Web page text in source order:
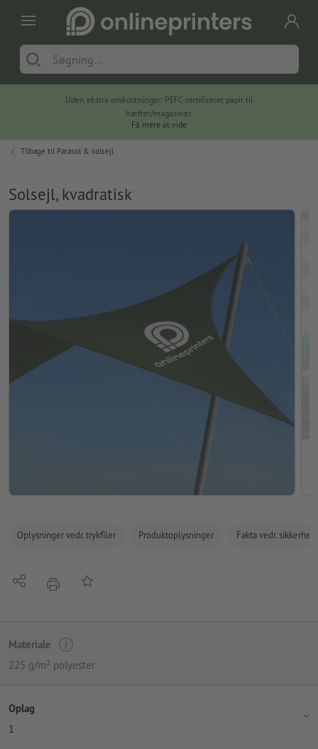
Uden ekstra omkostninger: PEFC-certificeret papir til
hæfter/magasiner.
Få mere at vide
Tilbage til Parasol & solsejl
Solsejl, kvadratisk
Oplysninger vedr. trykfiler Produktoplysninger Fakta vedr.
Del tryk Tilføj til huskelisten
Materiale
225 g/m² polyester
Oplag
1